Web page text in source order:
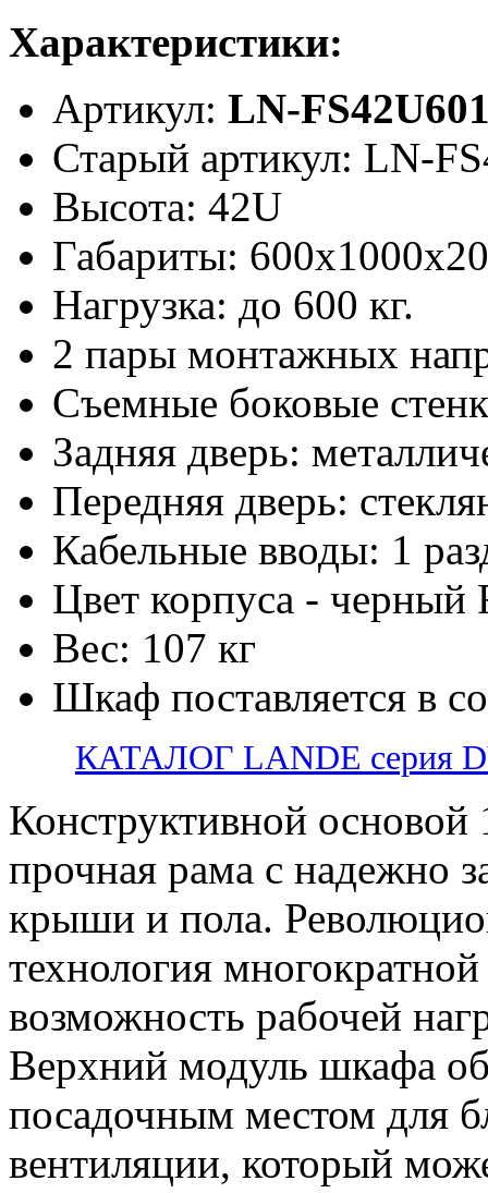
Характеристики:
Артикул: LN-
Старый артикул: LN-
Высота: 42U
Габариты:
Нагрузка: до 600 кг.
2 пары монтажных
Съемные боковые
Задняя дверь:
Передняя дверь:
Кабельные вводы: 1
Цвет корпуса - черный
Вес: 107 кг
Шкаф поставляется в
КАТАЛОГ LANDE серия
Конструктивной
прочная рама с надежно
крыши и пола.
технология
возможность рабочей
Верхний модуль шкафа
посадочным местом для
вентиляции, который